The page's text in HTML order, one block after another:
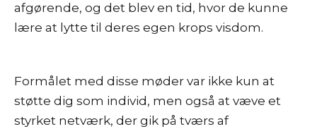
afgørende, og det blev en tid, hvor de kunne
lære at lytte til deres egen krops visdom.
Formålet med disse møder var ikke kun at
støtte dig som individ, men også at væve et
styrket netværk, der gik på tværs af